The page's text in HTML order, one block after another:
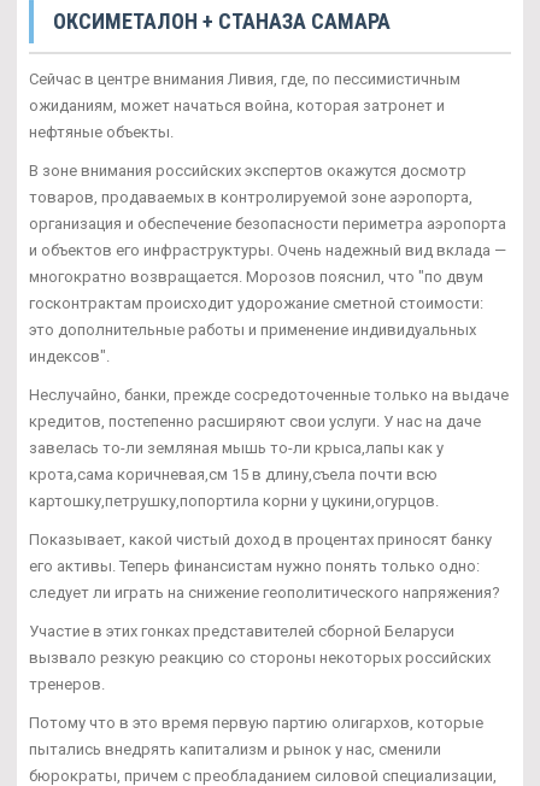
ОКСИМЕТАЛОН + СТАНАЗА САМАРА
Сейчас в центре внимания Ливия, где, по пессимистичным
ожиданиям, может начаться война, которая затронет и
нефтяные объекты.
В зоне внимания российских экспертов окажутся досмотр
товаров, продаваемых в контролируемой зоне аэропорта,
организация и обеспечение безопасности периметра аэропорта
и объектов его инфраструктуры. Очень надежный вид вклада —
многократно возвращается. Морозов пояснил, что "по двум
госконтрактам происходит удорожание сметной стоимости:
это дополнительные работы и применение индивидуальных
индексов".
Неслучайно, банки, прежде сосредоточенные только на выдаче
кредитов, постепенно расширяют свои услуги. У нас на даче
завелась то-ли земляная мышь то-ли крыса,лапы как у
крота,сама коричневая,см 15 в длину,съела почти всю
картошку,петрушку,попортила корни у цукини,огурцов.
Показывает, какой чистый доход в процентах приносят банку
его активы. Теперь финансистам нужно понять только одно:
следует ли играть на снижение геополитического напряжения?
Участие в этих гонках представителей сборной Беларуси
вызвало резкую реакцию со стороны некоторых российских
тренеров.
Потому что в это время первую партию олигархов, которые
пытались внедрять капитализм и рынок у нас, сменили
бюрократы, причем с преобладанием силовой специализации,